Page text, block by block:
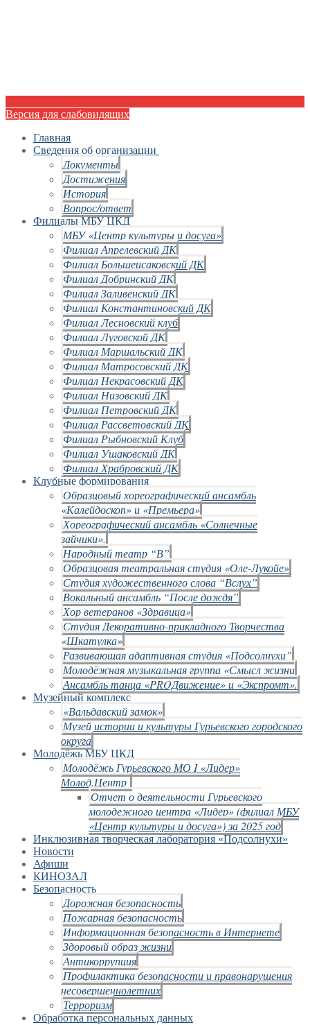
Версия для слабовидящих
Главная
Сведения об организации
Документы
Достижения
История
Вопрос/ответ
Филиалы МБУ ЦКД
МБУ «Центр культуры и досуга»
Филиал Апрелевский ДК
Филиал Большеисаковский ДК
Филиал Добринский ДК
Филиал Заливенский ДК
Филиал Константиновский ДК
Филиал Лесновский клуб
Филиал Луговской ДК
Филиал Маршальский ДК
Филиал Матросовский ДК
Филиал Некрасовский ДК
Филиал Низовский ДК
Филиал Петровский ДК
Филиал Рассветовский ДК
Филиал Рыбновский Клуб
Филиал Ушаковский ДК
Филиал Храбровский ДК
Клубные формирования
Образцовый хореографический ансамбль
«Калейдоскоп» и «Премьера»
Хореографический ансамбль «Солнечные
зайчики».
Народный театр “В”
Образцовая театральная студия «Оле-Лукойе»
Студия художественного слова “Вслух”
Вокальный ансамбль “После дождя”
Хор ветеранов «Здравица»
Студия Декоративно-прикладного Творчества
«Шкатулка»
Развивающая адаптивная студия «Подсолнухи”
Молодёжная музыкальная группа «Смысл жизни
Ансамбль танца «PROДвижение» и «Экспромт».
Музейный комплекс
«Вальдавский замок»
Музей истории и культуры Гурьевского городского
округа
Молодёжь МБУ ЦКД
Молодёжь Гурьевского МО I «Лидер»
Молод.Центр
Отчет о деятельности Гурьевского
молодежного центра «Лидер» (филиал МБУ
«Центр культуры и досуга») за 2025 год
Инклюзивная творческая лаборатория «Подсолнухи»
Новости
Афиши
КИНОЗАЛ
Безопасность
Дорожная безопасность
Пожарная безопасность
Информационная безопасность в Интернете
Здоровый образ жизни
Антикоррупция
Профилактика безопасности и правонарушения
несовершеннолетних
Терроризм
Обработка персональных данных